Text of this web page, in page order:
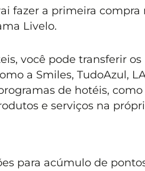
fazer a primeira compra
Livelo.
você pode transferir
a Smiles, TudoAzul,
de hotéis, como
e serviços na
para acúmulo de